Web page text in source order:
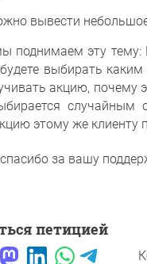
вывести
поднимаем эту
выбирать
акцию, почему
случайным
этому же клиенту
за вашу
петицией